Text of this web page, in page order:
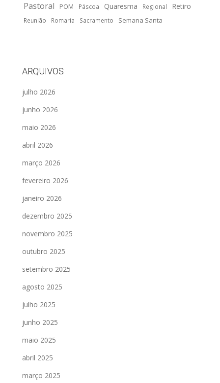
Pastoral
POM Páscoa Quaresma Regional Retiro
Reunião Romaria Sacramento Semana Santa
ARQUIVOS
julho 2026
junho 2026
maio 2026
abril 2026
março 2026
fevereiro 2026
janeiro 2026
dezembro 2025
novembro 2025
outubro 2025
setembro 2025
agosto 2025
julho 2025
junho 2025
maio 2025
abril 2025
março 2025